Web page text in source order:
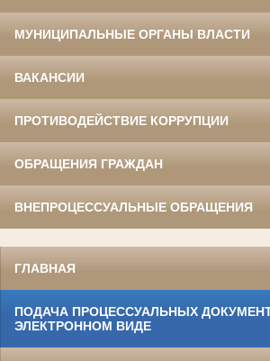
МУНИЦИПАЛЬНЫЕ ОРГАНЫ ВЛАСТИ
ВАКАНСИИ
ПРОТИВОДЕЙСТВИЕ КОРРУПЦИИ
ОБРАЩЕНИЯ ГРАЖДАН
ВНЕПРОЦЕССУАЛЬНЫЕ ОБРАЩЕНИЯ
ГЛАВНАЯ
ПОДАЧА ПРОЦЕССУАЛЬНЫХ
ЭЛЕКТРОННОМ ВИДЕ